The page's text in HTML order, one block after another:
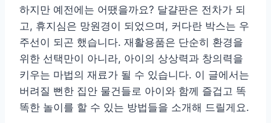
하지만 예전에는 어땠을까요? 달걀판은 전차가 되
고, 휴지심은 망원경이 되었으며, 커다란 박스는 우
주선이 되곤 했습니다. 재활용품은 단순히 환경을
위한 선택만이 아니라, 아이의 상상력과 창의력을
키우는 마법의 재료가 될 수 있습니다. 이 글에서는
버려질 뻔한 집안 물건들로 아이와 함께 즐겁고 똑
똑한 놀이를 할 수 있는 방법들을 소개해 드릴게요.